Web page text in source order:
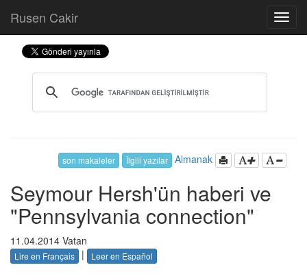
Rusen Cakir
son makaleler İlgili yazılar Almanak
Seymour Hersh'ün haberi ve
"Pennsylvania connection"
11.04.2014 Vatan
Lire en Français | Leer en Español